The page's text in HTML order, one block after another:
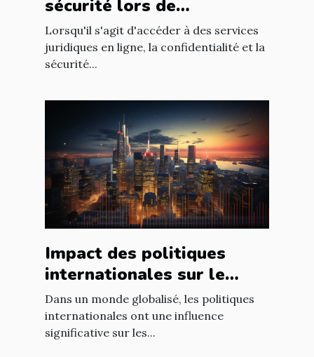
sécurité lors de
l'utilisation d'un avocat en
ligne
Lorsqu'il s'agit d'accéder à des services
juridiques en ligne, la confidentialité et la
sécurité...
Impact des politiques
internationales sur le
marché immobilier
français
Dans un monde globalisé, les politiques
internationales ont une influence
significative sur les...